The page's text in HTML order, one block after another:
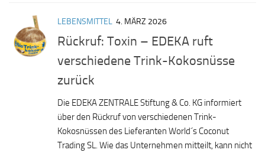
LEBENSMITTEL 4. MÄRZ 2026
Rückruf: Toxin – EDEKA ruft
verschiedene Trink-Kokosnüsse
zurück
Die EDEKA ZENTRALE Stiftung & Co. KG informiert
über den Rückruf von verschiedenen Trink-
Kokosnüssen des Lieferanten World´s Coconut
Trading SL. Wie das Unternehmen mitteilt, kann nicht